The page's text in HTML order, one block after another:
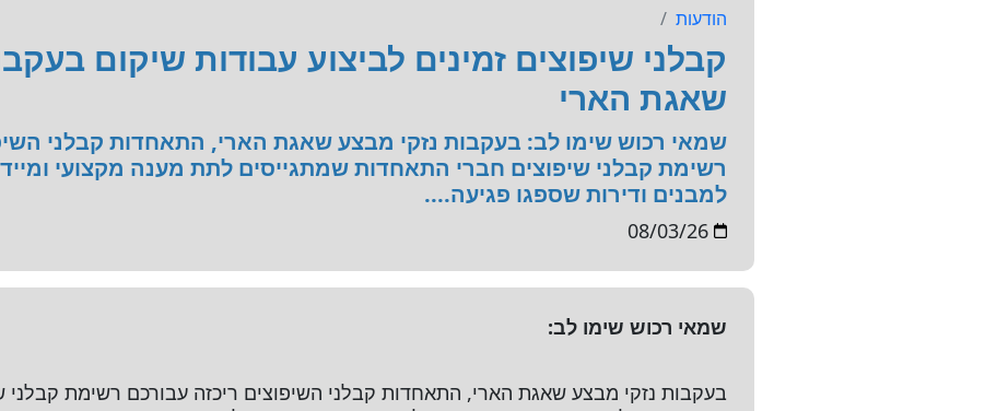
הודעות
קבלני שיפוצים זמינים לביצוע עבודות שיקום
שאגת הארי
שמאי רכוש שימו לב: בעקבות נזקי מבצע שאגת הארי, התאחדות קבלני
רשימת קבלני שיפוצים חברי התאחדות שמתגייסים לתת מענה מקצועי
למבנים ודירות שספגו פגיעה....
08/03/26
שמאי רכוש שימו לב:
בעקבות נזקי מבצע שאגת הארי, התאחדות קבלני השיפוצים ריכזה עבורכם רשימת קבלני